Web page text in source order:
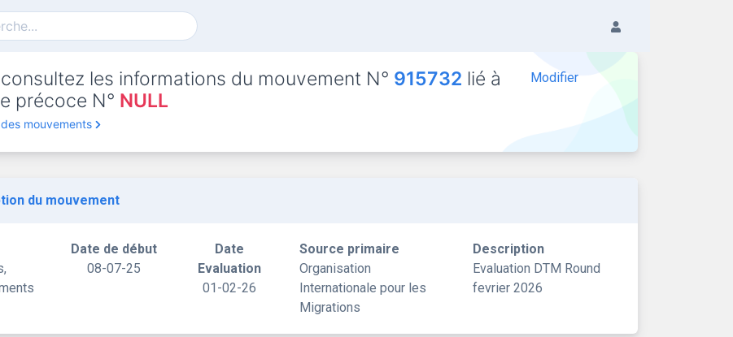
les informations du mouvement N° 915732 lié à
précoce N° NULL
mouvements
Modifier
du mouvement
Date de début
08-07-25
Date
Evaluation
01-02-26
Source primaire
Organisation
Internationale pour les
Migrations
Description
Evaluation DTM Round
fevrier 2026